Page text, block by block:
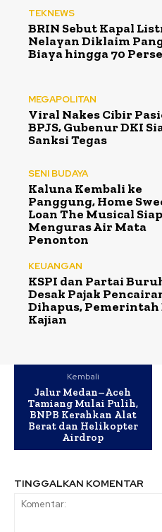
TEKNEWS
BRIN Sebut Kapal
Nelayan Diklaim
Biaya hingga 70
MEGAPOLITAN
Viral Nakes Cibir
BPJS, Gubenur DKI
Sanksi Tegas
SENI BUDAYA
Kaluna Kembali ke
Panggung, Home
Loan The Musical Siap
Menguras Air Mata
Penonton
KEUANGAN
KSPI dan Partai
Desak Pajak
Dihapus, Pemerintah
Kajian
Kembali
Jalur Medan–Aceh
Tamiang Mulai Pulih,
BNPB Kerahkan Alat
Berat dan Helikopter
Airdrop
TINGGALKAN KOMENTAR